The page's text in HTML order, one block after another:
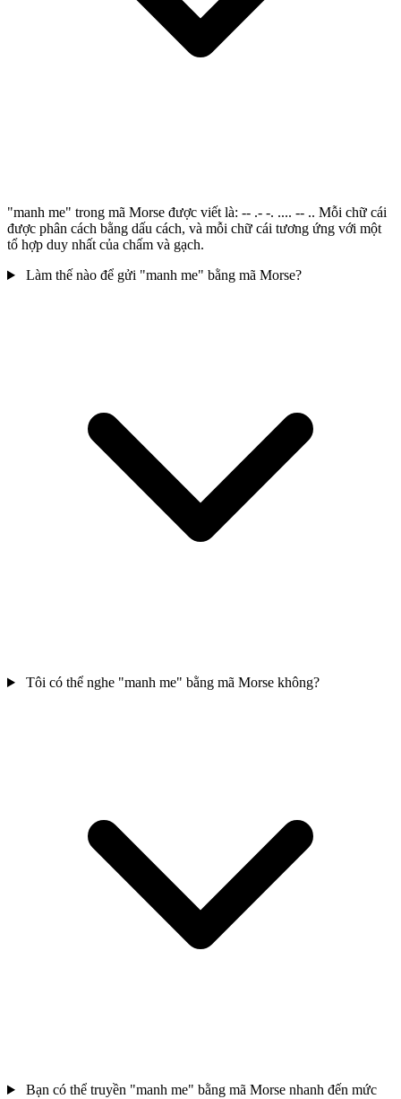
"manh me" trong mã Morse được viết là: -- .- -. .... -- .. Mỗi chữ cái
được phân cách bằng dấu cách, và mỗi chữ cái tương ứng với một
tổ hợp duy nhất của chấm và gạch.
Làm thế nào để gửi "manh me" bằng mã Morse?
Tôi có thể nghe "manh me" bằng mã Morse không?
Bạn có thể truyền "manh me" bằng mã Morse nhanh đến mức